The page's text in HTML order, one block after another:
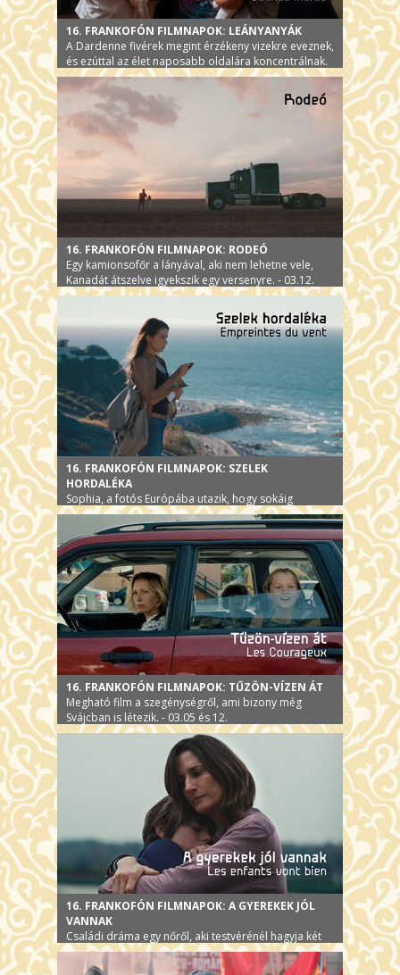
16. FRANKOFÓN FILMNAPOK: LEÁNYANYÁK
A Dardenne fivérek megint érzékeny vizekre eveznek,
és ezúttal az élet naposabb oldalára koncentrálnak.
16. FRANKOFÓN FILMNAPOK: RODEÓ
Egy kamionsofőr a lányával, aki nem lehetne vele,
Kanadát átszelve igyekszik egy versenyre. - 03.12.
16. FRANKOFÓN FILMNAPOK: SZELEK
HORDALÉKA
Sophia, a fotós Európába utazik, hogy sokáig
halottnak hitt édesanyját újra láthassa - 03.13.
16. FRANKOFÓN FILMNAPOK: TŰZÖN-VÍZEN ÁT
Megható film a szegénységről, ami bizony még
Svájcban is létezik. - 03.05 és 12.
16. FRANKOFÓN FILMNAPOK: A GYEREKEK JÓL
VANNAK
Családi dráma egy nőről, aki testvérénél hagyja két
gyerekét és nyomtalanul eltűnik.